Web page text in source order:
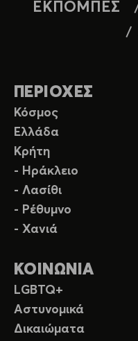
ΕΚΠΟΜΠΕΣ
ΠΕΡΙΟΧΕΣ
Κόσμος
Ελλάδα
Κρήτη
- Ηράκλειο
- Λασίθι
- Ρέθυμνο
- Χανιά
ΚΟΙΝΩΝΙΑ
LGBTQ+
Αστυνομικά
Δικαιώματα